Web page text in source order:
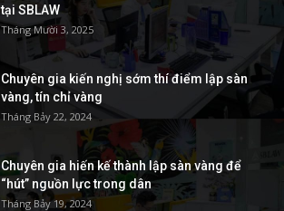
tại SBLAW
Tháng Mười 3, 2025
Chuyên gia kiến nghị sớm thí điểm lập sàn
vàng, tín chỉ vàng
Tháng Bảy 22, 2024
Chuyên gia hiến kế thành lập sàn vàng để
“hút” nguồn lực trong dân
Tháng Bảy 19, 2024